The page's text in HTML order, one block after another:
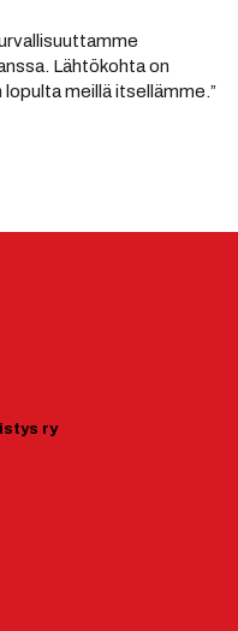
Lähtökohta on
meillä itsellämme.”
ry